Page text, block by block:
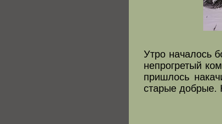
Утро началось
непрогретый
пришлось
старые добрые.